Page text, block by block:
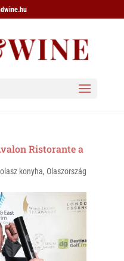
Ristorante a
olasz konyha, Olaszország